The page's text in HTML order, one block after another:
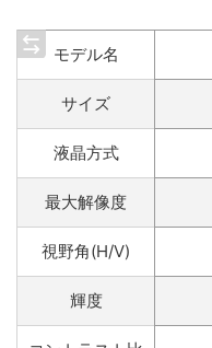
モデル名
サイズ
液晶方式
最大解像度
視野角(H/V)
輝度